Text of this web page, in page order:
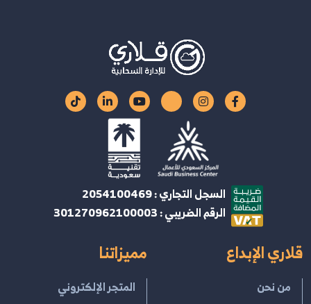
السجل التجاري : 2054100469
الرقم الضريبي : 301270962100003
قلاري الإبداع
من نحن
مميزاتنا
المتجر الإلكتروني